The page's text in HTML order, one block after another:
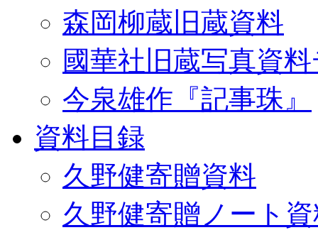
森岡柳蔵旧蔵資料
國華社旧蔵写真資
今泉雄作『記事珠』
資料目録
久野健寄贈資料
久野健寄贈ノート